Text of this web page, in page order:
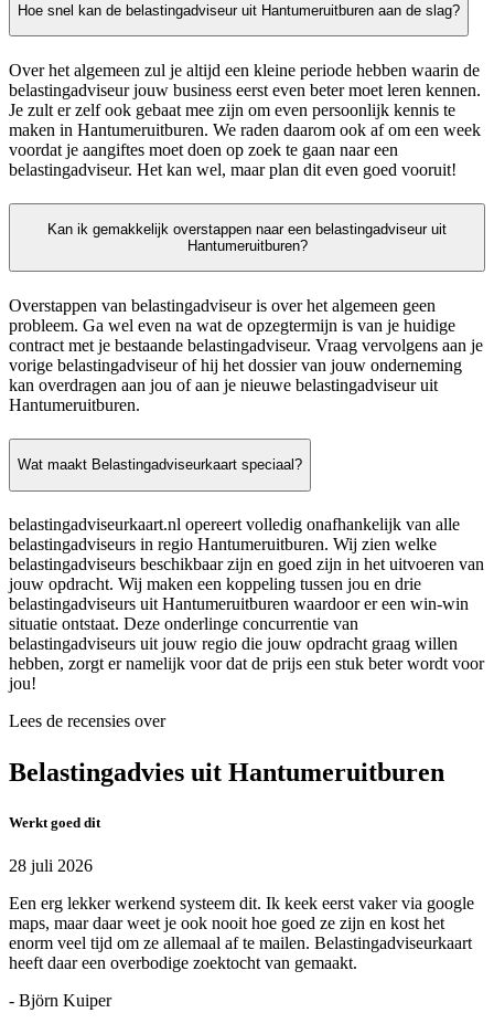
Hoe snel kan de belastingadviseur uit Hantumeruitburen aan de slag?
Over het algemeen zul je altijd een kleine periode hebben waarin de
belastingadviseur jouw business eerst even beter moet leren kennen.
Je zult er zelf ook gebaat mee zijn om even persoonlijk kennis te
maken in Hantumeruitburen. We raden daarom ook af om een week
voordat je aangiftes moet doen op zoek te gaan naar een
belastingadviseur. Het kan wel, maar plan dit even goed vooruit!
Kan ik gemakkelijk overstappen naar een belastingadviseur uit
Hantumeruitburen?
Overstappen van belastingadviseur is over het algemeen geen
probleem. Ga wel even na wat de opzegtermijn is van je huidige
contract met je bestaande belastingadviseur. Vraag vervolgens aan je
vorige belastingadviseur of hij het dossier van jouw onderneming
kan overdragen aan jou of aan je nieuwe belastingadviseur uit
Hantumeruitburen.
Wat maakt Belastingadviseurkaart speciaal?
belastingadviseurkaart.nl opereert volledig onafhankelijk van alle
belastingadviseurs in regio Hantumeruitburen. Wij zien welke
belastingadviseurs beschikbaar zijn en goed zijn in het uitvoeren van
jouw opdracht. Wij maken een koppeling tussen jou en drie
belastingadviseurs uit Hantumeruitburen waardoor er een win-win
situatie ontstaat. Deze onderlinge concurrentie van
belastingadviseurs uit jouw regio die jouw opdracht graag willen
hebben, zorgt er namelijk voor dat de prijs een stuk beter wordt voor
jou!
Lees de recensies over
Belastingadvies uit Hantumeruitburen
Werkt goed dit
28 juli 2026
Een erg lekker werkend systeem dit. Ik keek eerst vaker via google
maps, maar daar weet je ook nooit hoe goed ze zijn en kost het
enorm veel tijd om ze allemaal af te mailen. Belastingadviseurkaart
heeft daar een overbodige zoektocht van gemaakt.
- Björn Kuiper